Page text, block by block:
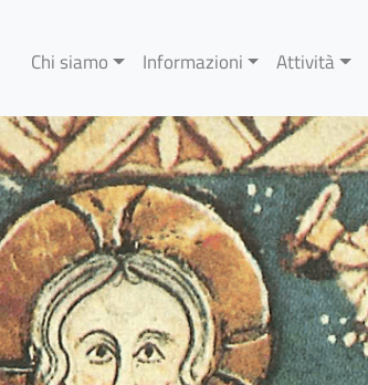
Chi siamo Informazioni Attività